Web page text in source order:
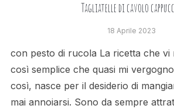
Tagliatelle di cavolo
18 Aprile 2023
con pesto di rucola La ricetta che vi
così semplice che quasi mi
così, nasce per il desiderio di
mai annoiarsi. Sono da sempre